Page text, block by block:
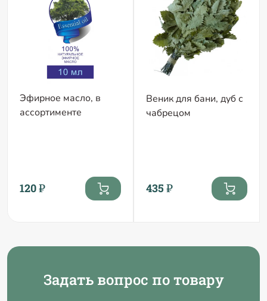
Эфирное масло, в
ассортименте
120 ₽
Веник для бани, дуб с
чабрецом
435 ₽
Задать вопрос по товару